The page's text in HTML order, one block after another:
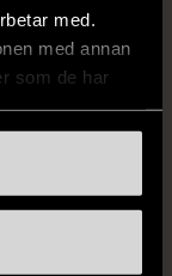
med.
med annan
som de har
hänge
skick